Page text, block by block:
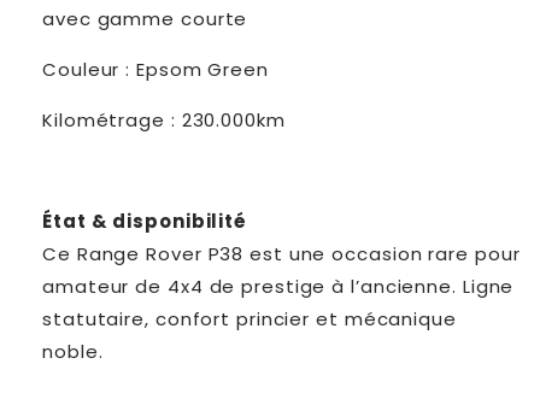
avec gamme courte
Couleur : Epsom Green
Kilométrage : 230.000km
État & disponibilité
Ce Range Rover P38 est une occasion rare pour
amateur de 4x4 de prestige à l’ancienne. Ligne
statutaire, confort princier et mécanique
noble.